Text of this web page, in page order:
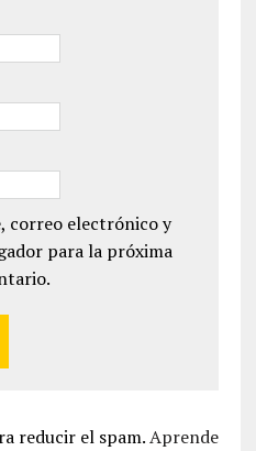
correo electrónico y
para la próxima
reducir el spam.Aprende